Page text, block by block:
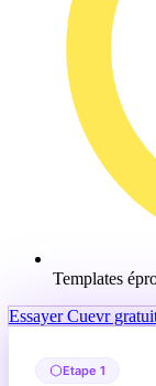
Templates
Essayer Cuevr
Etape 1